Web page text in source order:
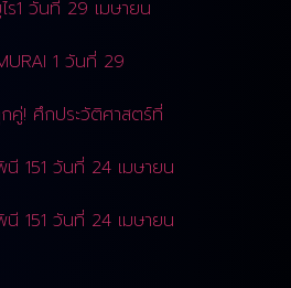
1 วันที่ 29 เมษายน
1 วันที่ 29
คู่! ศึกประวัติศาสตร์ที่
151 วันที่ 24 เมษายน
151 วันที่ 24 เมษายน